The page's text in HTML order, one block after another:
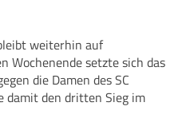
weiterhin auf
Wochenende setzte sich das
die Damen des SC
damit den dritten Sieg im